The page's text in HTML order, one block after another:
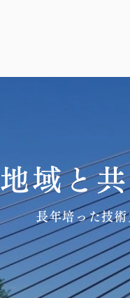
地域と
長年培った技